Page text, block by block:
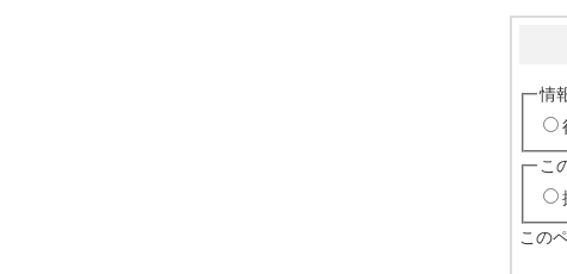
情
こ
この